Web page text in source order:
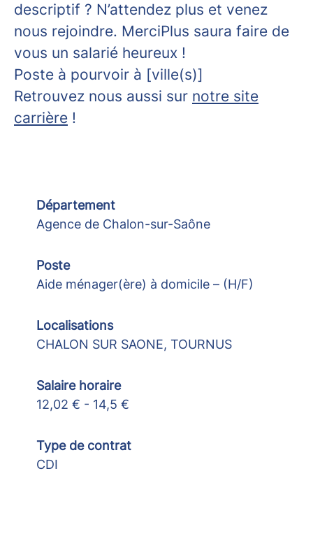
descriptif ? N’attendez plus et venez
nous rejoindre. MerciPlus saura faire de
vous un salarié heureux !
Poste à pourvoir à [ville(s)]
Retrouvez nous aussi sur notre site
carrière !
Département
Agence de Chalon-sur-Saône
Poste
Aide ménager(ère) à domicile – (H/F)
Localisations
CHALON SUR SAONE, TOURNUS
Salaire horaire
12,02 € - 14,5 €
Type de contrat
CDI